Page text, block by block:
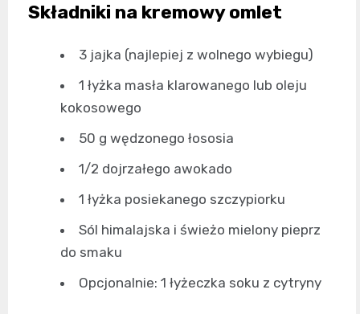
Składniki na kremowy omlet
3 jajka (najlepiej z wolnego wybiegu)
1 łyżka masła klarowanego lub oleju
kokosowego
50 g wędzonego łososia
1/2 dojrzałego awokado
1 łyżka posiekanego szczypiorku
Sól himalajska i świeżo mielony pieprz
do smaku
Opcjonalnie: 1 łyżeczka soku z cytryny